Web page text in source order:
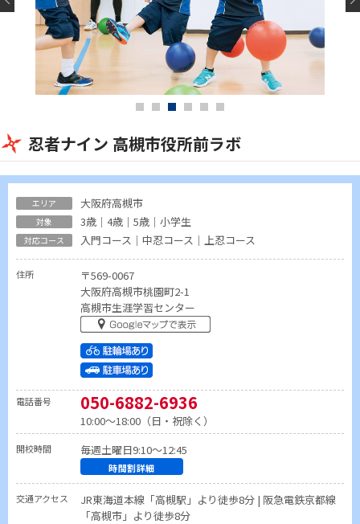
忍者ナイン 高槻市役所前ラボ
大阪府高槻市
3歳｜4歳｜5歳｜小学生
入門コース｜中忍コース｜上忍コース
住所
〒569-0067
大阪府高槻市桃園町2-1
高槻市生涯学習センター
電話番号 050-6882-6936
10:00～18:00（日・祝除く）
開校時間 毎週土曜日9:10～12:45
時間割詳細
交通アクセス
JR東海道本線「高槻駅」より徒歩8分 | 阪急電鉄京都線
「高槻市」より徒歩8分